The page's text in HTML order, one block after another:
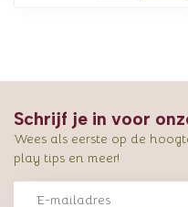
Schrijf je in voor
Wees als eerste op de
play tips en meer!